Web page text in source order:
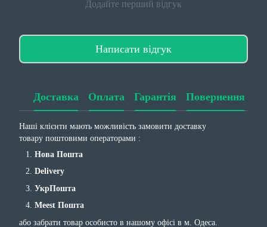
Додайте перший відгук
Написати відгук
Доставка Оплата Гарантія Повернення
Наші клієнти мають можливість замовити доставку
товару поштовими операторами :
Нова Пошта
Delivery
УкрПошта
Meest Пошта
або забрати товар особисто в нашому офісі в м. Одеса.